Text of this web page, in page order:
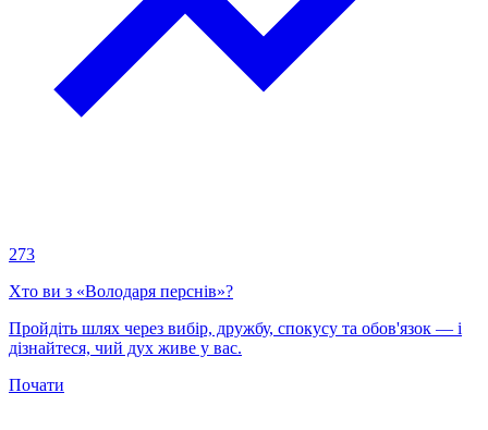
273
Хто ви з «Володаря перснів»?
Пройдіть шлях через вибір, дружбу, спокусу та обов'язок — і
дізнайтеся, чий дух живе у вас.
Почати